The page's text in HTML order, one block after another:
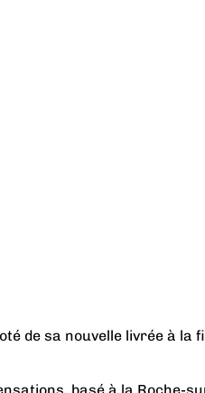
de sa nouvelle livrée à la